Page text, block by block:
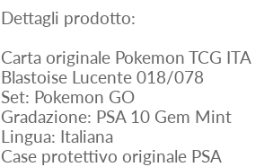
Dettagli prodotto:
Carta originale Pokemon TCG ITA
Blastoise Lucente 018/078
Set: Pokemon GO
Gradazione: PSA 10 Gem Mint
Lingua: Italiana
Case protettivo originale PSA